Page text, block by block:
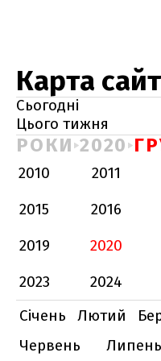
Карта
Сьогодні
Цього тижня
РОКИ 2020
2010 2011
2015
2016
2019
2020
2023
2024
Січень
Лютий
Червень
Липень